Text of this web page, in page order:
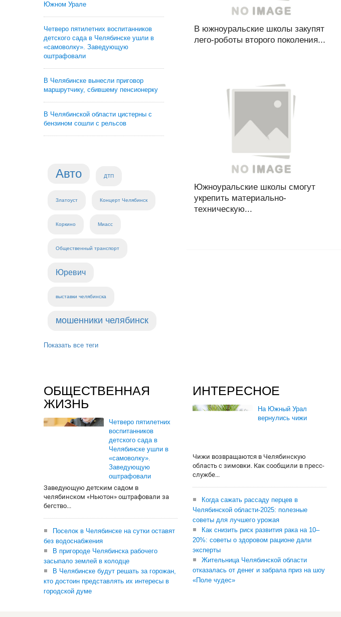
Южном Урале
Четверо пятилетних воспитанников
детского сада в Челябинске ушли в
«самоволку». Заведующую
оштрафовали
В Челябинске вынесли приговор
маршрутчику, сбившему пенсионерку
В Челябинской области цистерны с
бензином сошли с рельсов
Авто ДТП
Златоуст Концерт Челябинск
Коркино Миасс
Общественный транспорт
Юревич
выставки челябинска
мошенники челябинск
Показать все теги
В южноуральские школы закупят
лего-роботы второго поколения...
Южноуральские школы смогут
укрепить материально-
техническую...
ОБЩЕСТВЕННАЯ
ЖИЗНЬ
Четверо пятилетних
воспитанников
детского сада в
Челябинске ушли в
«самоволку».
Заведующую
оштрафовали
Заведующую детским садом в
челябинском «Ньютон» оштрафовали за
бегство...
Поселок в Челябинске на сутки оставят
без водоснабжения
В пригороде Челябинска рабочего
засыпало землей в колодце
В Челябинске будут решать за горожан,
кто достоин представлять их интересы в
городской думе
ИНТЕРЕСНОЕ
На Южный Урал
вернулись чижи
Чижи возвращаются в Челябинскую
область с зимовки. Как сообщили в пресс-
службе...
Когда сажать рассаду перцев в
Челябинской области-2025: полезные
советы для лучшего урожая
Как снизить риск развития рака на 10–
20%: советы о здоровом рационе дали
эксперты
Жительница Челябинской области
отказалась от денег и забрала приз на шоу
«Поле чудес»